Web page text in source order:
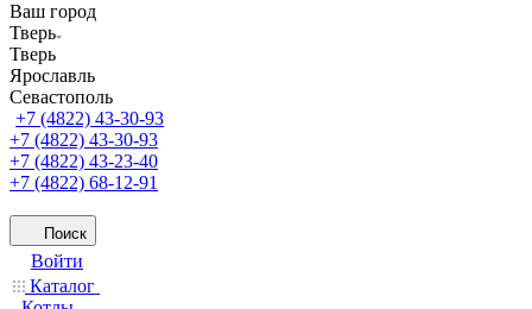
Ваш город
Тверь
Тверь
Ярославль
Севастополь
+7 (4822) 43-30-93
+7 (4822) 43-30-93
+7 (4822) 43-23-40
+7 (4822) 68-12-91
Поиск
Войти
Каталог